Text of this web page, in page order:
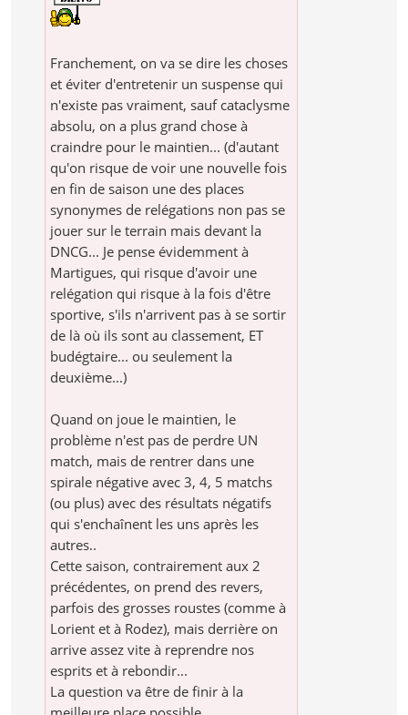
Franchement, on va se dire les choses
et éviter d'entretenir un suspense qui
n'existe pas vraiment, sauf cataclysme
absolu, on a plus grand chose à
craindre pour le maintien... (d'autant
qu'on risque de voir une nouvelle fois
en fin de saison une des places
synonymes de relégations non pas se
jouer sur le terrain mais devant la
DNCG... Je pense évidemment à
Martigues, qui risque d'avoir une
relégation qui risque à la fois d'être
sportive, s'ils n'arrivent pas à se sortir
de là où ils sont au classement, ET
budégtaire... ou seulement la
deuxième...)
Quand on joue le maintien, le
problème n'est pas de perdre UN
match, mais de rentrer dans une
spirale négative avec 3, 4, 5 matchs
(ou plus) avec des résultats négatifs
qui s'enchaînent les uns après les
autres..
Cette saison, contrairement aux 2
précédentes, on prend des revers,
parfois des grosses roustes (comme à
Lorient et à Rodez), mais derrière on
arrive assez vite à reprendre nos
esprits et à rebondir...
La question va être de finir à la